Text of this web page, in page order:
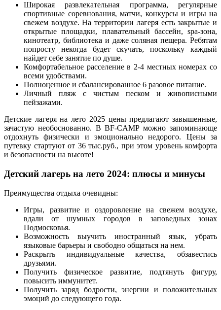
Широкая развлекательная программа, регулярные
спортивные соревнования, матчи, конкурсы и игры на
свежем воздухе. На территории лагеря есть закрытые и
открытые площадки, плавательный бассейн, spa-зона,
кинотеатр, библиотека и даже соляная пещера. Ребятам
попросту некогда будет скучать, поскольку каждый
найдет себе занятие по душе.
Комфортабельное расселение в 2-4 местных номерах со
всеми удобствами.
Полноценное и сбалансированное 6 разовое питание.
Личный пляж с чистым песком и живописными
пейзажами.
Детские лагеря на лето 2025 цены предлагают завышенные,
зачастую необоснованно. В BF-CAMP можно запоминающе
отдохнуть физически и эмоционально недорого. Цены за
путевку стартуют от 36 тыс.руб., при этом уровень комфорта
и безопасности на высоте!
Детский лагерь на лето 2024: плюсы и минусы
Преимущества отдыха очевидны:
Игры, развитие и оздоровление на свежем воздухе,
вдали от шумных городов в заповедных зонах
Подмосковья.
Возможность выучить иностранный язык, убрать
языковые барьеры и свободно общаться на нем.
Раскрыть индивидуальные качества, обзавестись
друзьями.
Получить физическое развитие, подтянуть фигуру,
повысить иммунитет.
Получить заряд бодрости, энергии и положительных
эмоций до следующего года.